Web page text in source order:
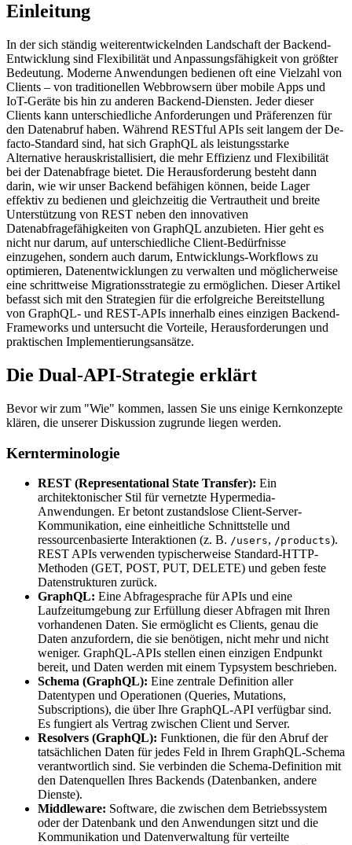
Einleitung
In der sich ständig weiterentwickelnden Landschaft der Backend-
Entwicklung sind Flexibilität und Anpassungsfähigkeit von größter
Bedeutung. Moderne Anwendungen bedienen oft eine Vielzahl von
Clients – von traditionellen Webbrowsern über mobile Apps und
IoT-Geräte bis hin zu anderen Backend-Diensten. Jeder dieser
Clients kann unterschiedliche Anforderungen und Präferenzen für
den Datenabruf haben. Während RESTful APIs seit langem der De-
facto-Standard sind, hat sich GraphQL als leistungsstarke
Alternative herauskristallisiert, die mehr Effizienz und Flexibilität
bei der Datenabfrage bietet. Die Herausforderung besteht dann
darin, wie wir unser Backend befähigen können, beide Lager
effektiv zu bedienen und gleichzeitig die Vertrautheit und breite
Unterstützung von REST neben den innovativen
Datenabfragefähigkeiten von GraphQL anzubieten. Hier geht es
nicht nur darum, auf unterschiedliche Client-Bedürfnisse
einzugehen, sondern auch darum, Entwicklungs-Workflows zu
optimieren, Datenentwicklungen zu verwalten und möglicherweise
eine schrittweise Migrationsstrategie zu ermöglichen. Dieser Artikel
befasst sich mit den Strategien für die erfolgreiche Bereitstellung
von GraphQL- und REST-APIs innerhalb eines einzigen Backend-
Frameworks und untersucht die Vorteile, Herausforderungen und
praktischen Implementierungsansätze.
Die Dual-API-Strategie erklärt
Bevor wir zum "Wie" kommen, lassen Sie uns einige Kernkonzepte
klären, die unserer Diskussion zugrunde liegen werden.
Kernterminologie
REST (Representational State Transfer): Ein
architektonischer Stil für vernetzte Hypermedia-
Anwendungen. Er betont zustandslose Client-Server-
Kommunikation, eine einheitliche Schnittstelle und
ressourcenbasierte Interaktionen (z. B. /users, /products).
REST APIs verwenden typischerweise Standard-HTTP-
Methoden (GET, POST, PUT, DELETE) und geben feste
Datenstrukturen zurück.
GraphQL: Eine Abfragesprache für APIs und eine
Laufzeitumgebung zur Erfüllung dieser Abfragen mit Ihren
vorhandenen Daten. Sie ermöglicht es Clients, genau die
Daten anzufordern, die sie benötigen, nicht mehr und nicht
weniger. GraphQL-APIs stellen einen einzigen Endpunkt
bereit, und Daten werden mit einem Typsystem beschrieben.
Schema (GraphQL): Eine zentrale Definition aller
Datentypen und Operationen (Queries, Mutations,
Subscriptions), die über Ihre GraphQL-API verfügbar sind.
Es fungiert als Vertrag zwischen Client und Server.
Resolvers (GraphQL): Funktionen, die für den Abruf der
tatsächlichen Daten für jedes Feld in Ihrem GraphQL-Schema
verantwortlich sind. Sie verbinden die Schema-Definition mit
den Datenquellen Ihres Backends (Datenbanken, andere
Dienste).
Middleware: Software, die zwischen dem Betriebssystem
oder der Datenbank und den Anwendungen sitzt und die
Kommunikation und Datenverwaltung für verteilte